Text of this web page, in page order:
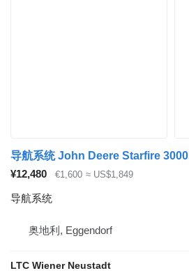
导航系统 John Deere Starfire 3000
¥12,480
€1,600 ≈ US$1,849
导航系统
奥地利, Eggendorf
LTC Wiener Neustadt